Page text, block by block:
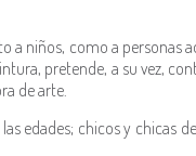
a niños, como a personas
pretende, a su vez,
de arte.
edades; chicos y chicas